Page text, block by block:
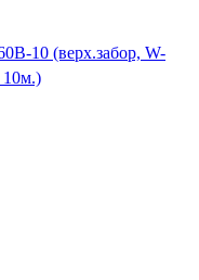
10 (верх.забор, W-
10м.)